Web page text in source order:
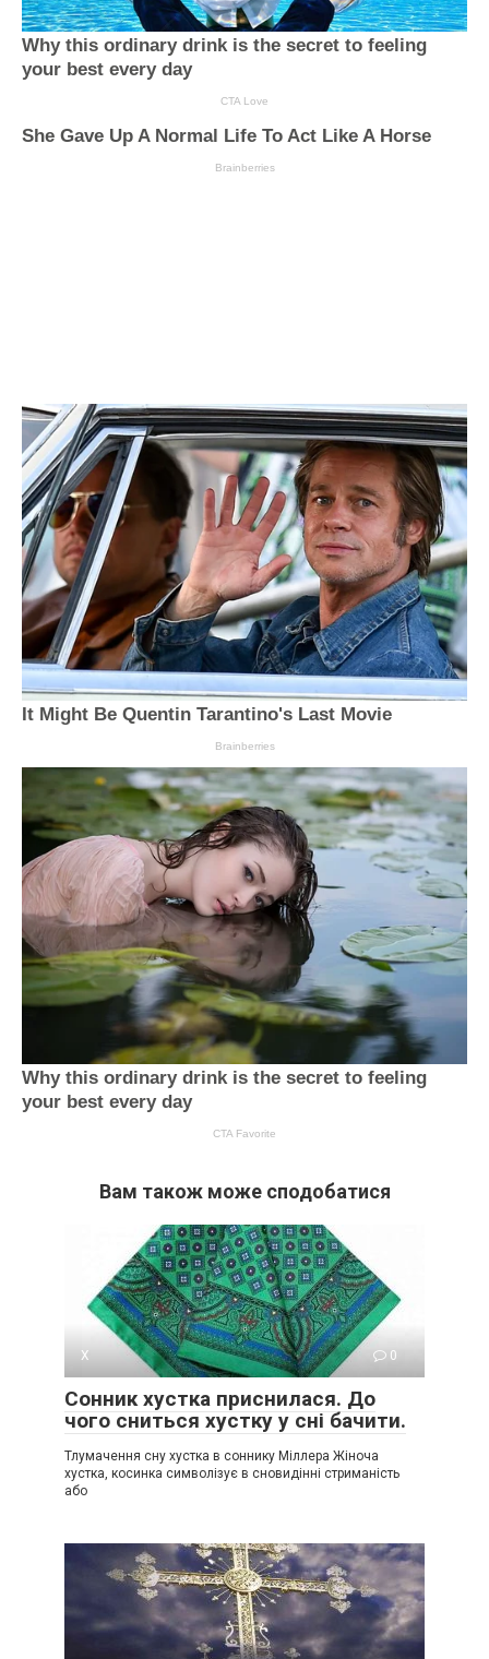
Вам також може сподобатися
Х 0
Сонник хустка приснилася. До
чого сниться хустку у сні бачити.
Тлумачення сну хустка в соннику Міллера Жіноча
хустка, косинка символізує в сновидінні стриманість
або